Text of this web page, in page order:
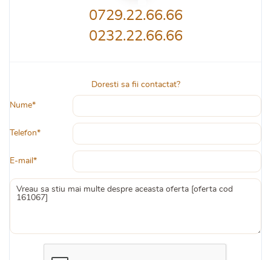
0729.22.66.66
0232.22.66.66
Doresti sa fii contactat?
Nume*
Telefon*
E-mail*